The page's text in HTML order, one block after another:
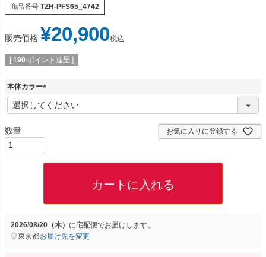
商品番号 TZH-PFS65_4742
販売価格 ¥20,900税込
[ 190 ポイント進呈 ]
本体カラー
(
必
お気に入りに登録する
カートに入れる
2026/08/20（木） に宅配便でお届けします。
東京都お届け先を変更